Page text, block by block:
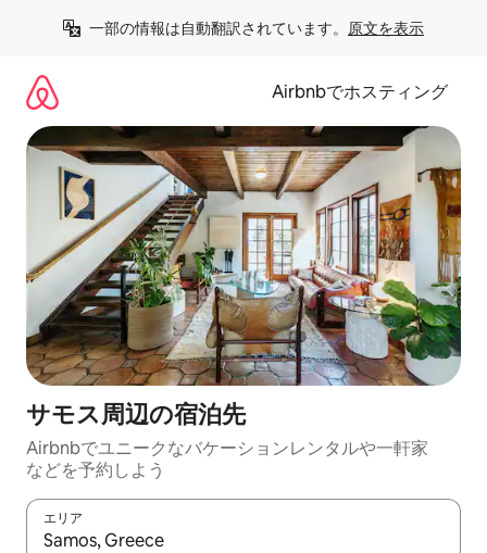
一部の情報は自動翻訳されています。 原文を表示
Airbnbでホスティング
サモス⁠周⁠辺⁠の宿⁠泊⁠先
Airbnbでユニークなバ⁠ケ⁠ー⁠シ⁠ョ⁠ンレ⁠ン⁠タ⁠ルや一⁠軒⁠家
な⁠ど⁠を予⁠約⁠し⁠よ⁠う
エリア
検索結果が表示されたら、上下の矢印キーを使って移動するか